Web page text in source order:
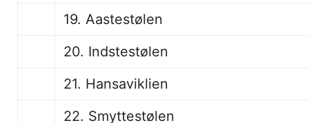
19. Aastestølen
20. Indstestølen
21. Hansaviklien
22. Smyttestølen